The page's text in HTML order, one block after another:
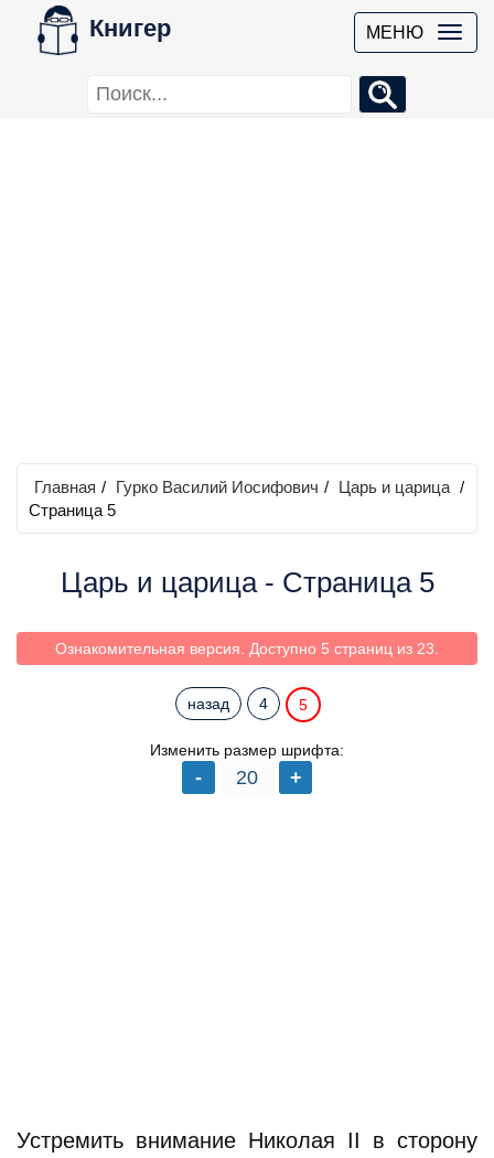
Книгер МЕНЮ
Главная / Гурко Василий Иосифович / Царь и царица /
Страница 5
Царь и царица - Страница 5
Ознакомительная версия. Доступно 5 страниц из 23.
назад 4 5
Изменить размер шрифта:
Устремить внимание Николая II в сторону